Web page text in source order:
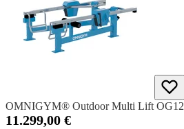
OMNIGYM® Outdoor Multi Lift OG12
11.299,00 €